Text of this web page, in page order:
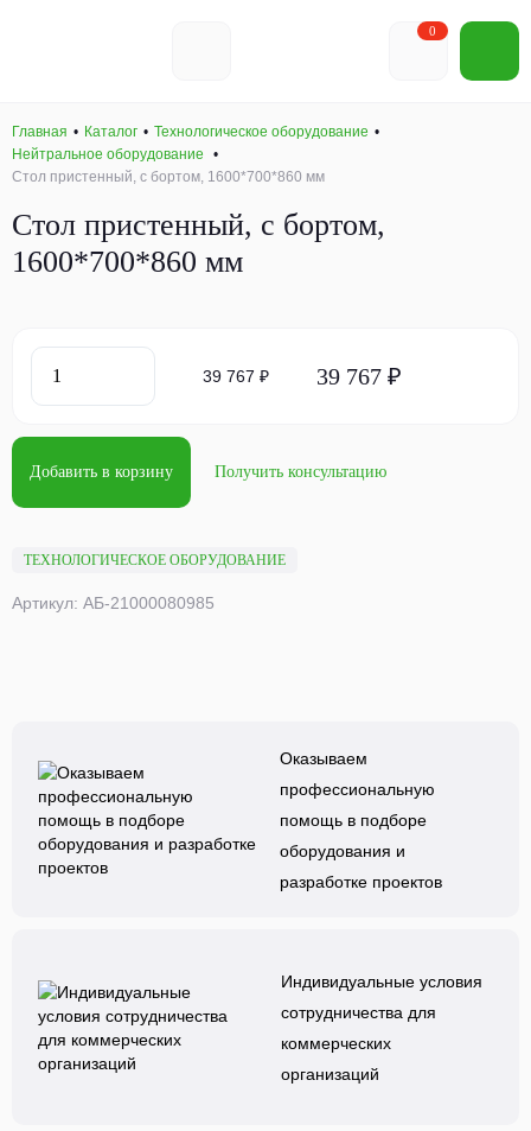
0
Главная Каталог
Технологическое оборудование
Нейтральное оборудование
Стол пристенный, с бортом, 1600*700*860 мм
Стол пристенный, с бортом,
1600*700*860 мм
ТЕХНОЛОГИЧЕСКОЕ ОБОРУДОВАНИЕ
Артикул: АБ-21000080985
39 767 ₽ 39 767 ₽
Добавить в корзину Получить консультацию
Оказываем
профессиональную
помощь в подборе
оборудования и
разработке проектов
Индивидуальные условия
сотрудничества для
коммерческих
организаций